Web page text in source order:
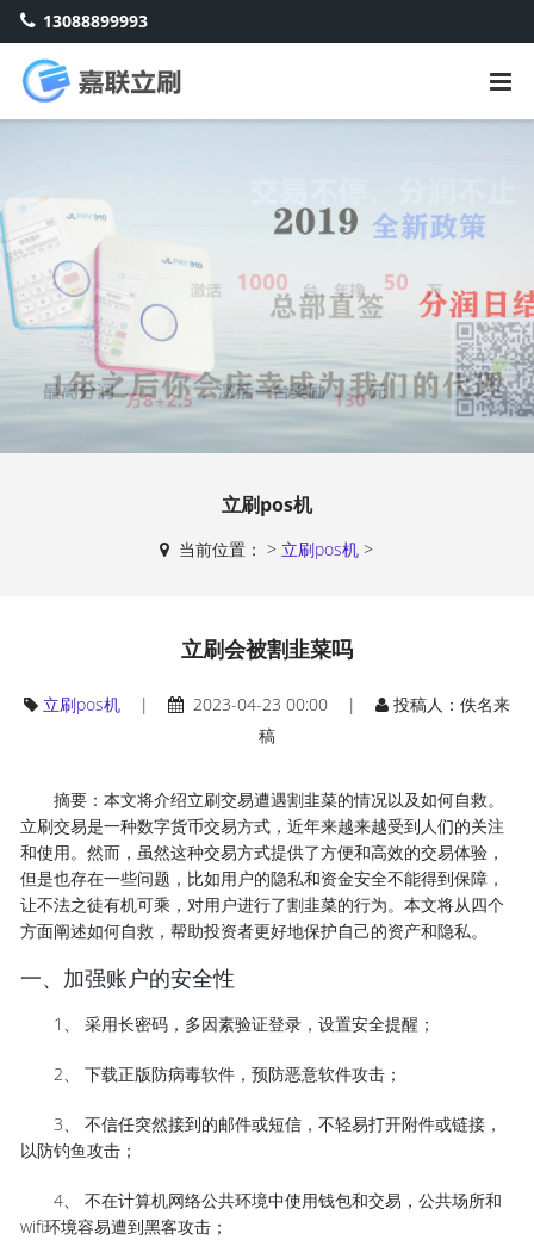
13088899993
立刷pos机
当前位置：> 立刷pos机 >
立刷会被割韭菜吗
立刷pos机| 2023-04-23 00:00 |
投稿人：佚名来
稿
摘要：本文将介绍立刷交易遭遇割韭菜的情况以及如何自救。
立刷交易是一种数字货币交易方式，近年来越来越受到人们的关注
和使用。然而，虽然这种交易方式提供了方便和高效的交易体验，
但是也存在一些问题，比如用户的隐私和资金安全不能得到保障，
让不法之徒有机可乘，对用户进行了割韭菜的行为。本文将从四个
方面阐述如何自救，帮助投资者更好地保护自己的资产和隐私。
一、加强账户的安全性
1、 采用长密码，多因素验证登录，设置安全提醒；
2、 下载正版防病毒软件，预防恶意软件攻击；
3、 不信任突然接到的邮件或短信，不轻易打开附件或链接，
以防钓鱼攻击；
4、 不在计算机网络公共环境中使用钱包和交易，公共场所和
wifi环境容易遭到黑客攻击；